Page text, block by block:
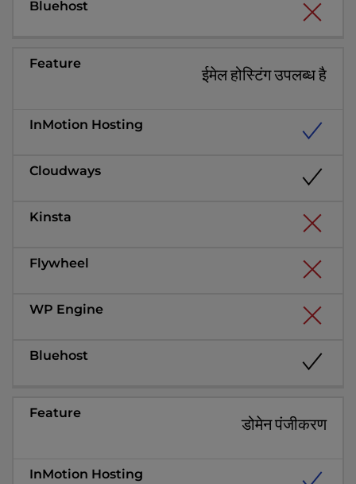
ईमेल होस्टिंग उपलब्ध है
डोमेन पंजीकरण